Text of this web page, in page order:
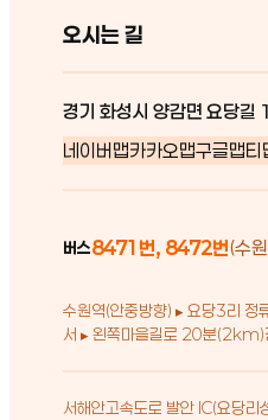
오시는 길
경기 화성시 양감면 요당
네이버맵카카오맵구글맵티
버스8471번, 8472번(수
수원역(안중방향) ▸ 요당3리 정
서 ▸ 왼쪽마을길로 20분(2km)
서해안고속도로 발안 IC(요당